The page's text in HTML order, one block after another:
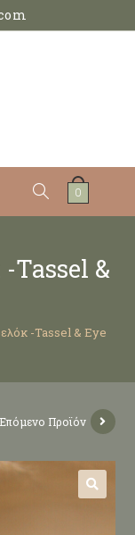
0
Tassel &
-Tassel & Eye
Επόμενο Προϊόν